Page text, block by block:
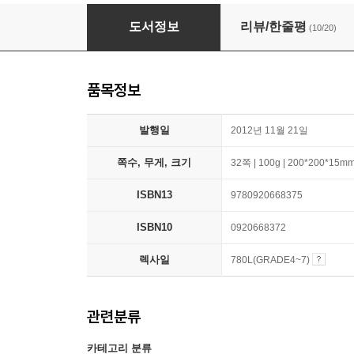
Love You Forever
도서정보 리뷰/한줄평 (10/20)
품목정보
발행일 2012년 11월 21일
쪽수, 무게, 크기 32쪽 | 100g |
ISBN13 9780920668375
ISBN10 0920668372
렉사일 780L(GRADE4~7)
관련분류
카테고리 분류